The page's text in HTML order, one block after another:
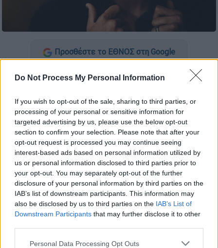
Do Not Process My Personal Information
If you wish to opt-out of the sale, sharing to third parties, or
processing of your personal or sensitive information for
targeted advertising by us, please use the below opt-out
section to confirm your selection. Please note that after your
opt-out request is processed you may continue seeing
interest-based ads based on personal information utilized by
us or personal information disclosed to third parties prior to
your opt-out. You may separately opt-out of the further
disclosure of your personal information by third parties on the
IAB’s list of downstream participants. This information may
also be disclosed by us to third parties on the IAB’s List of
Downstream Participants that may further disclose it to other
Please note that this website/app uses one or more Google
Personal Data Processing Opt Outs
Προσθέστε το ΕΘΝΟΣ στη Google
Με κομμένη την ανάσα παρακολουθούν οι
πρωταγωνιστή της δημοφιλούς σειράς
Supernatural. Ο γνωστός ηθοποιός,Jared
Padalecki,συνελήφθη στο Austin του Τέξας,
όπως αναφέρει ρεπορτάζ του ΤΜΖ.
Η σύλληψη του διάσημου σταρ έγινε την
Κυριακή και οι κατηγορίες που τον
βαραίνουν είναι δημόσια χρήση ναρκωτικών
ουσιών και δύο βιαιοπραγίες. Σύμφωνα με
τα όσα αναφέρει το ρεπορτάζ, ο Jared
Padalecki επιτέθηκε ενάντια στον μάνατζερ
και μπάρμαν ενός κλαμπ στο οποίο